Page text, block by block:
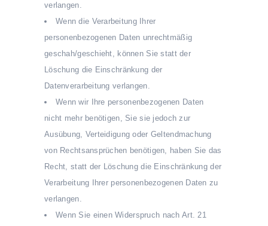
verlangen.
Wenn die Verarbeitung Ihrer
personenbezogenen Daten unrechtmäßig
geschah/geschieht, können Sie statt der
Löschung die Einschränkung der
Datenverarbeitung verlangen.
Wenn wir Ihre personenbezogenen Daten
nicht mehr benötigen, Sie sie jedoch zur
Ausübung, Verteidigung oder Geltendmachung
von Rechtsansprüchen benötigen, haben Sie das
Recht, statt der Löschung die Einschränkung der
Verarbeitung Ihrer personenbezogenen Daten zu
verlangen.
Wenn Sie einen Widerspruch nach Art. 21